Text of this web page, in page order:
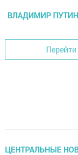
ВЛАДИМИР ПУТИН
ЦЕНТРАЛЬНЫЕ